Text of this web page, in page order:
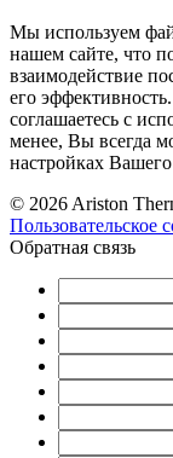
Мы используем
нашем сайте, что
взаимодействие
его
соглашаетесь с
менее, Вы всегда
настройках Вашего
© 2026 Ariston
Пользовательское
Обратная связь